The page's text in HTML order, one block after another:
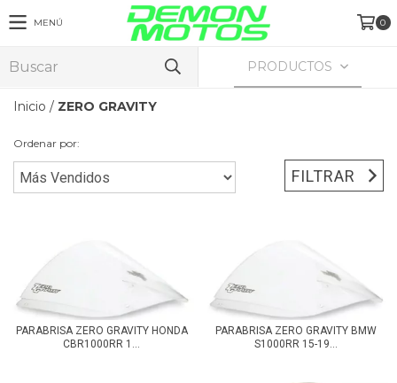
MENÚ 0
PRODUCTOS
Inicio / ZERO GRAVITY
Ordenar por:
FILTRAR
PARABRISA ZERO GRAVITY HONDA
CBR1000RR 1...
PARABRISA ZERO GRAVITY BMW
S1000RR 15-19...